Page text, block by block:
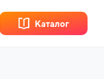
Каталог